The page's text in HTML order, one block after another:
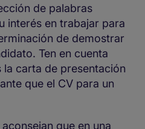
de palabras
interés en trabajar para
de demostrar
Ten en cuenta
la carta de presentación
que el CV para un
que en una